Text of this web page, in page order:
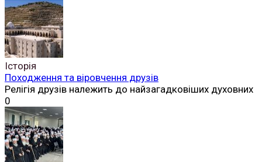
Історія
Походження та віровчення друзів
Релігія друзів належить до найзагадковіших духовних
0